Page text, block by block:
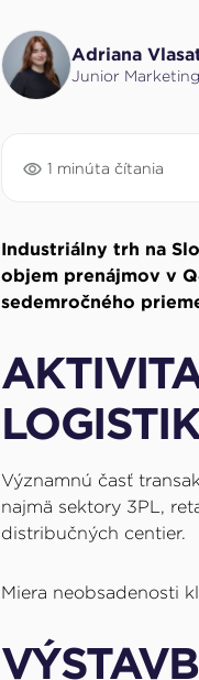
Adriana
Junior
1 minúta čítania
Industriálny trh na
objem prenájmov v
sedemročného
Významnú časť
najmä sektory 3PL,
distribučných centier.
Miera neobsadenosti